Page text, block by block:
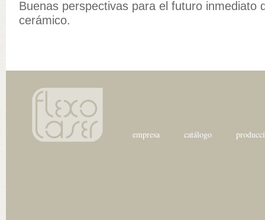
Buenas perspectivas para el futuro inmediato
cerámico.
empresa catálogo